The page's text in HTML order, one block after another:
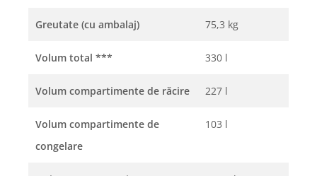
Greutate (cu ambalaj) 75,3 kg
Volum total *** 330 l
Volum compartimente de răcire 227 l
Volum compartimente de
congelare
103 l